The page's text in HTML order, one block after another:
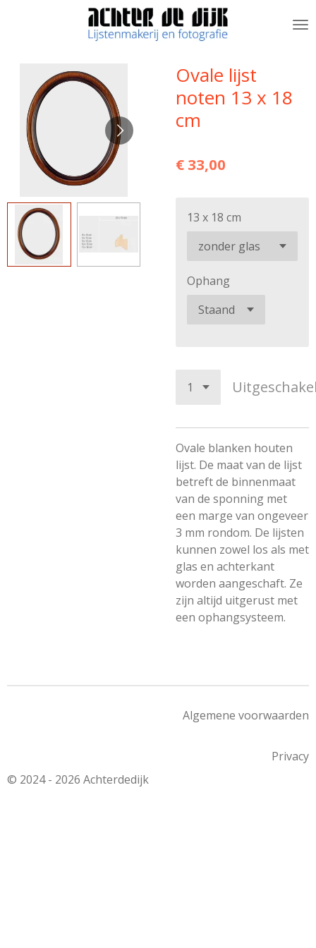
hoofdinhoud
Ovale lijst
noten 13 x 18
cm
€ 33,00
13 x 18 cm
Ophang
Ovale blanken houten
lijst. De maat van de lijst
betreft de binnenmaat
van de sponning met
een marge van ongeveer
3 mm rondom. De lijsten
kunnen zowel los als met
glas en achterkant
worden aangeschaft. Ze
zijn altijd uitgerust met
een ophangsysteem.
Algemene voorwaarden
Privacy
© 2024 - 2026 Achterdedijk